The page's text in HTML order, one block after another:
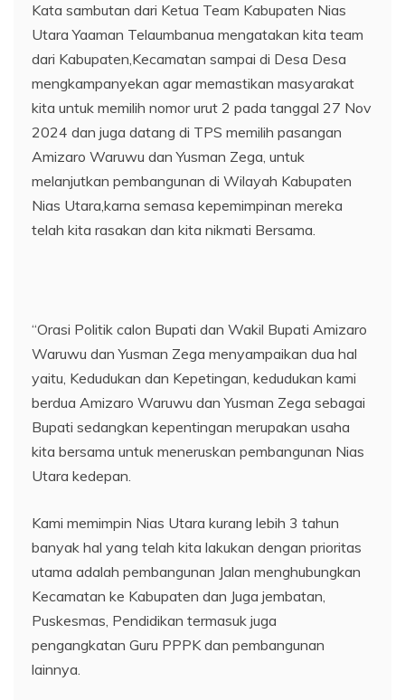
Kata sambutan dari Ketua Team Kabupaten Nias
Utara Yaaman Telaumbanua mengatakan kita team
dari Kabupaten,Kecamatan sampai di Desa Desa
mengkampanyekan agar memastikan masyarakat
kita untuk memilih nomor urut 2 pada tanggal 27 Nov
2024 dan juga datang di TPS memilih pasangan
Amizaro Waruwu dan Yusman Zega, untuk
melanjutkan pembangunan di Wilayah Kabupaten
Nias Utara,karna semasa kepemimpinan mereka
telah kita rasakan dan kita nikmati Bersama.
“Orasi Politik calon Bupati dan Wakil Bupati Amizaro
Waruwu dan Yusman Zega menyampaikan dua hal
yaitu, Kedudukan dan Kepetingan, kedudukan kami
berdua Amizaro Waruwu dan Yusman Zega sebagai
Bupati sedangkan kepentingan merupakan usaha
kita bersama untuk meneruskan pembangunan Nias
Utara kedepan.
Kami memimpin Nias Utara kurang lebih 3 tahun
banyak hal yang telah kita lakukan dengan prioritas
utama adalah pembangunan Jalan menghubungkan
Kecamatan ke Kabupaten dan Juga jembatan,
Puskesmas, Pendidikan termasuk juga
pengangkatan Guru PPPK dan pembangunan
lainnya.